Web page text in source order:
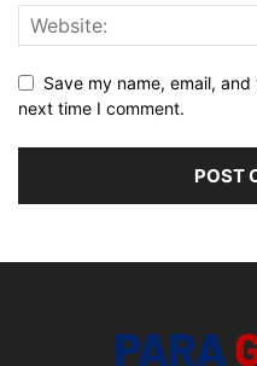
Save my name, email,
next time I comment.